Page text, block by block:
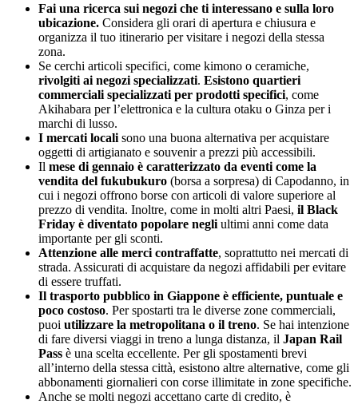
Fai una ricerca sui negozi che ti interessano e sulla loro
ubicazione. Considera gli orari di apertura e chiusura e
organizza il tuo itinerario per visitare i negozi della stessa
zona.
Se cerchi articoli specifici, come kimono o ceramiche,
rivolgiti ai negozi specializzati. Esistono quartieri
commerciali specializzati per prodotti specifici, come
Akihabara per l’elettronica e la cultura otaku o Ginza per i
marchi di lusso.
I mercati locali sono una buona alternativa per acquistare
oggetti di artigianato e souvenir a prezzi più accessibili.
Il mese di gennaio è caratterizzato da eventi come la
vendita del fukubukuro (borsa a sorpresa) di Capodanno, in
cui i negozi offrono borse con articoli di valore superiore al
prezzo di vendita. Inoltre, come in molti altri Paesi, il Black
Friday è diventato popolare negli ultimi anni come data
importante per gli sconti.
Attenzione alle merci contraffatte, soprattutto nei mercati di
strada. Assicurati di acquistare da negozi affidabili per evitare
di essere truffati.
Il trasporto pubblico in Giappone è efficiente, puntuale e
poco costoso. Per spostarti tra le diverse zone commerciali,
puoi utilizzare la metropolitana o il treno. Se hai intenzione
di fare diversi viaggi in treno a lunga distanza, il Japan Rail
Pass è una scelta eccellente. Per gli spostamenti brevi
all’interno della stessa città, esistono altre alternative, come gli
abbonamenti giornalieri con corse illimitate in zone specifiche.
Anche se molti negozi accettano carte di credito, è